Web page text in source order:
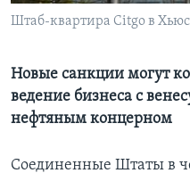
Штаб-квартира Citgo в
Новые санкции могут
ведение бизнеса с
нефтяным концерном
Соединенные Штаты в